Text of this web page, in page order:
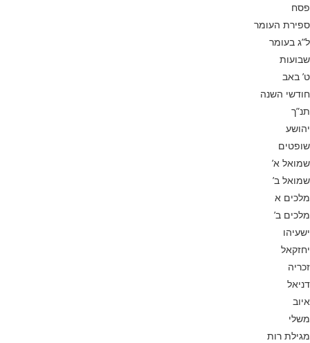
פסח
ספירת העומר
ל”ג בעומר
שבועות
ט’ באב
חודשי השנה
תנ”ך
יהושע
שופטים
שמואל א’
שמואל ב’
מלכים א
מלכים ב’
ישעיהו
יחזקאל
זכריה
דניאל
איוב
משלי
מגילת רות